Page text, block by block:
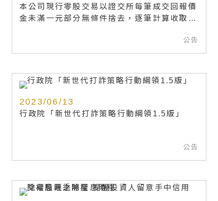
本公司現行零股交易以證交所每筆成交回報價
金未滿一元部分無條件捨去，逐筆計算收取或
公告
2023/06/13
行政院「新世代打詐策略行動綱領1.5版」
公告